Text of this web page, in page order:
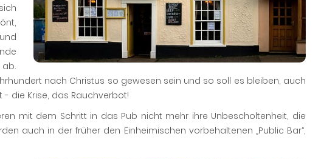
nach Christus so gewesen sein und so soll es bleiben, auch
die Krise, das Rauchverbot!
mit dem Schritt in das Pub nicht mehr ihre Unbescholtenheit, die
auch in der früher den Einheimischen vorbehaltenen „Public Bar“,